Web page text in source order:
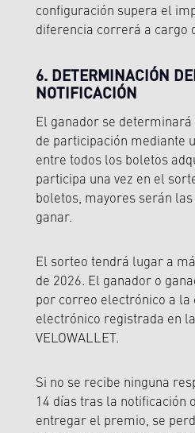
configuración supera el
diferencia correrá a cargo
6. DETERMINACIÓN
NOTIFICACIÓN
El ganador se
de participación mediante
entre todos los boletos
participa una vez en el
boletos, mayores serán
ganar.
El sorteo tendrá lugar a
de 2026. El ganador o
por correo electrónico a la
electrónico registrada en
VELOWALLET.
Si no se recibe ninguna
14 días tras la notificación
entregar el premio, se